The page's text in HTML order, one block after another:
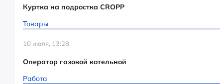
Куртка на подростка CROPP
Товары
10 июля, 13:28
Оператор газовой котельной
Работа